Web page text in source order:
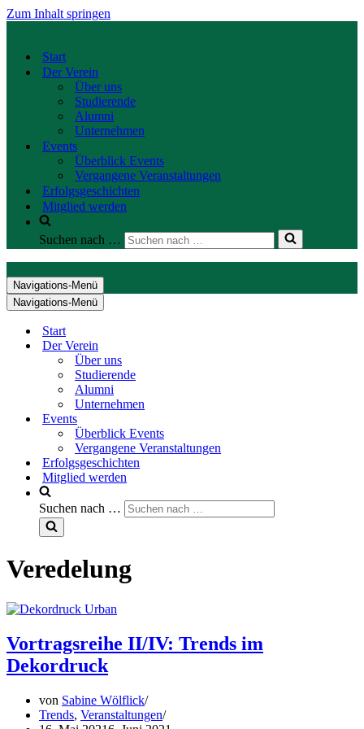
Zum Inhalt springen
Start
Der Verein
Über uns
Studierende
Alumni
Unternehmen
Events
Überblick Events
Vergangene Veranstaltungen
Erfolgsgeschichten
Mitglied werden
Suchen nach …
Navigations-Menü
Navigations-Menü
Start
Der Verein
Über uns
Studierende
Alumni
Unternehmen
Events
Überblick Events
Vergangene Veranstaltungen
Erfolgsgeschichten
Mitglied werden
Suchen nach …
Veredelung
Vortragsreihe II/IV: Trends im
Dekordruck
von Sabine Wölflick
Trends, Veranstaltungen